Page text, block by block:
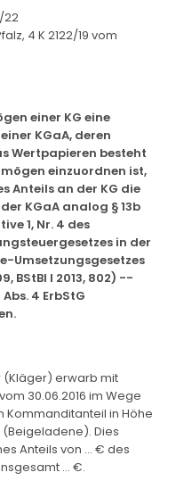
22
4 K 2122/19 vom
einer KG eine
KGaA, deren
Wertpapieren besteht
einzuordnen ist,
Anteils an der KG die
KGaA analog § 13b
1, Nr. 4 des
in der
Umsetzungsgesetzes
BStBl I 2013, 802) --
4 ErbStG
(Kläger) erwarb mit
30.06.2016 im Wege
Kommanditanteil in Höhe
(Beigeladene). Dies
Anteils von ... € des
... €.